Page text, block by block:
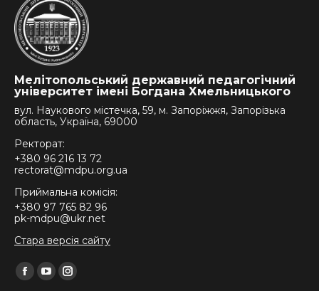
Мелітопольський державний педагогічний
університет імені Богдана Хмельницького
вул. Наукового містечка, 59, м. Запоріжжя, Запорізька
область, Україна, 69000
Ректорат:
+380 96 216 13 72
rectorat@mdpu.org.ua
Приймальна комісія:
+380 97 765 82 96
pk-mdpu@ukr.net
Стара версія сайту
Find us on:
Facebook
YouTubeInstagram